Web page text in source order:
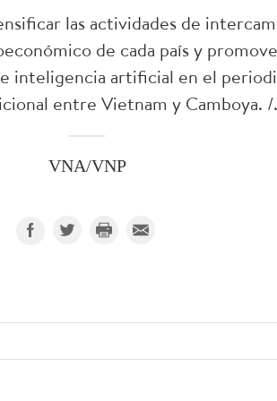
las actividades de
de cada país y
inteligencia artificial en el
entre Vietnam y Camboya. /.
VNA/VNP